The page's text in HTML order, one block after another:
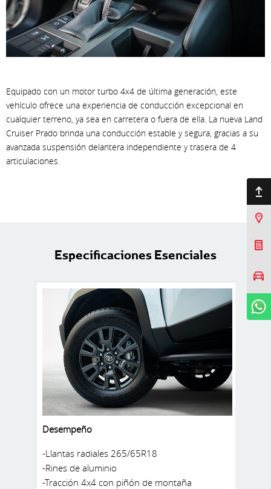
Equipado con un motor turbo 4x4 de última generación, este
vehículo ofrece una experiencia de conducción excepcional en
cualquier terreno, ya sea en carretera o fuera de ella. La nueva Land
Cruiser Prado brinda una conducción estable y segura, gracias a su
avanzada suspensión delantera independiente y trasera de 4
articulaciones.
Especificaciones Esenciales
Desempeño
-Llantas radiales 265/65R18
-Rines de aluminio
-Tracción 4x4 con piñón de montaña
WhatsApp